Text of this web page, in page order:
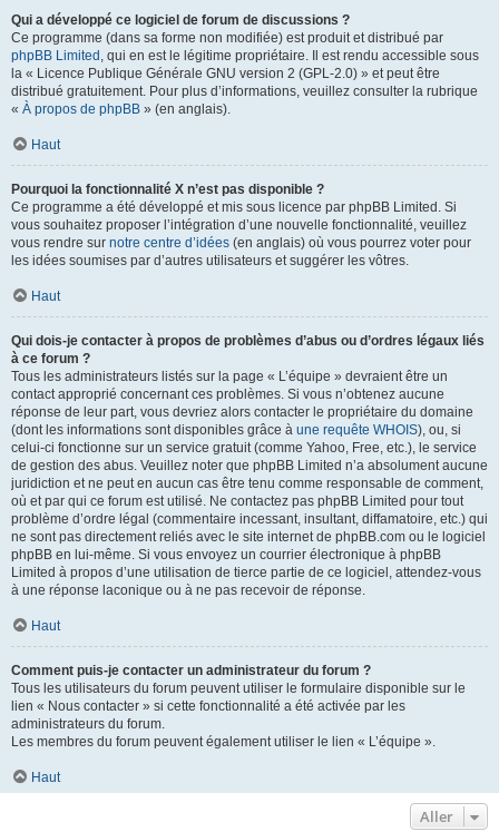
Qui a développé ce logiciel de forum de discussions ?
Ce programme (dans sa forme non modifiée) est produit et distribué par
phpBB Limited , qui en est le légitime propriétaire. Il est rendu accessible sous
la « Licence Publique Générale GNU version 2 (GPL-2.0) » et peut être
distribué gratuitement. Pour plus d’informations, veuillez consulter la rubrique
« À propos de phpBB » (en anglais).
Haut
Pourquoi la fonctionnalité X n’est pas disponible ?
Ce programme a été développé et mis sous licence par phpBB Limited. Si
vous souhaitez proposer l’intégration d’une nouvelle fonctionnalité, veuillez
vous rendre sur notre centre d’idées (en anglais) où vous pourrez voter pour
les idées soumises par d’autres utilisateurs et suggérer les vôtres.
Haut
Qui dois-je contacter à propos de problèmes d’abus ou d’ordres légaux liés
à ce forum ?
Tous les administrateurs listés sur la page « L’équipe » devraient être un
contact approprié concernant ces problèmes. Si vous n’obtenez aucune
réponse de leur part, vous devriez alors contacter le propriétaire du domaine
(dont les informations sont disponibles grâce à une requête WHOIS), ou, si
celui-ci fonctionne sur un service gratuit (comme Yahoo, Free, etc.), le service
de gestion des abus. Veuillez noter que phpBB Limited n’a absolument aucune
juridiction et ne peut en aucun cas être tenu comme responsable de comment,
où et par qui ce forum est utilisé. Ne contactez pas phpBB Limited pour tout
problème d’ordre légal (commentaire incessant, insultant, diffamatoire, etc.) qui
ne sont pas directement reliés avec le site internet de phpBB.com ou le logiciel
phpBB en lui-même. Si vous envoyez un courrier électronique à phpBB
Limited à propos d’une utilisation de tierce partie de ce logiciel, attendez-vous
à une réponse laconique ou à ne pas recevoir de réponse.
Haut
Comment puis-je contacter un administrateur du forum ?
Tous les utilisateurs du forum peuvent utiliser le formulaire disponible sur le
lien « Nous contacter » si cette fonctionnalité a été activée par les
administrateurs du forum.
Les membres du forum peuvent également utiliser le lien « L’équipe ».
Haut
Aller